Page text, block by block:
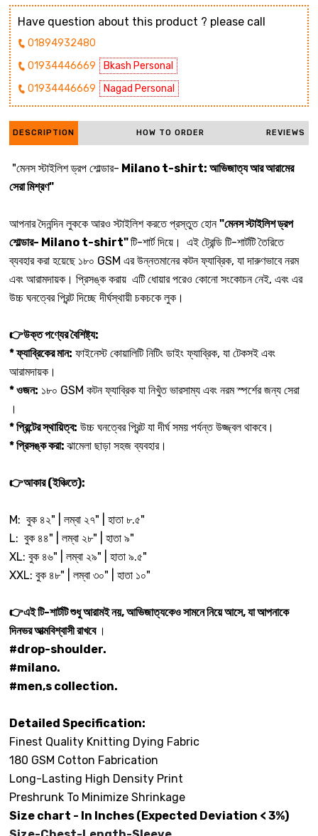
Have question about this product ? please call
01894932480
01934446669
Bkash Personal
01934446669
Nagad Personal
DESCRIPTION HOW TO ORDER REVIEWS
"মেনস স্টাইলিশ ড্রপ শোল্ডার- Milano t-shirt: আভিজাত্য আর আরামের
সেরা মিশ্রণ"
আপনার দৈনন্দিন লুককে আরও স্টাইলিশ করতে প্রস্তুত হোন"মেনস স্টাইলিশ ড্রপ
শোল্ডার- Milano t-shirt"টি-শার্ট দিয়ে। এই ট্রেন্ডি টি-শার্টটি তৈরিতে
ব্যবহার করা হয়েছে ১৮০ GSM এর উন্নতমানের কটন ফ্যাব্রিক, যা দারুণভাবে নরম
এবং আরামদায়ক। প্রিসঙ্ক করায় এটি ধোয়ার পরেও কোনো সংকোচন নেই, এবং এর
উচ্চ ঘনত্বের প্রিন্ট দিচ্ছে দীর্ঘস্থায়ী চকচকে লুক।
👉উক্ত পণ্যের বৈশিষ্ট্য:
* ফ্যাব্রিকের মান: ফাইনেস্ট কোয়ালিটি নিটিং ডাইং ফ্যাব্রিক, যা টেকসই এবং
আরামদায়ক।
* ওজন: ১৮০ GSM কটন ফ্যাব্রিক যা নিখুঁত ভারসাম্য এবং নরম স্পর্শের জন্য সেরা
।
* প্রিন্টের স্থায়িত্ব: উচ্চ ঘনত্বের প্রিন্ট যা দীর্ঘ সময় পর্যন্ত উজ্জ্বল থাকবে।
* প্রিসঙ্ক করা: ঝামেলা ছাড়া সহজ ব্যবহার।
👉আকার (ইঞ্চিতে):
M: বুক ৪২" | লম্বা ২৭" | হাতা ৮.৫"
L: বুক ৪৪" | লম্বা ২৮" | হাতা ৯"
XL: বুক ৪৬" | লম্বা ২৯" | হাতা ৯.৫"
XXL: বুক ৪৮" | লম্বা ৩০" | হাতা ১০"
👉এই টি-শার্টটি শুধু আরামই নয়, আভিজাত্যকেও সামনে নিয়ে আসে, যা আপনাকে
দিনভর আত্মবিশ্বাসী রাখবে ।
#drop-shoulder.
#milano.
#men,s collection.
Detailed Specification:
Finest Quality Knitting Dying Fabric
180 GSM Cotton Fabrication
Long-Lasting High Density Print
Preshrunk To Minimize Shrinkage
Size chart - In Inches (Expected Deviation < 3%)